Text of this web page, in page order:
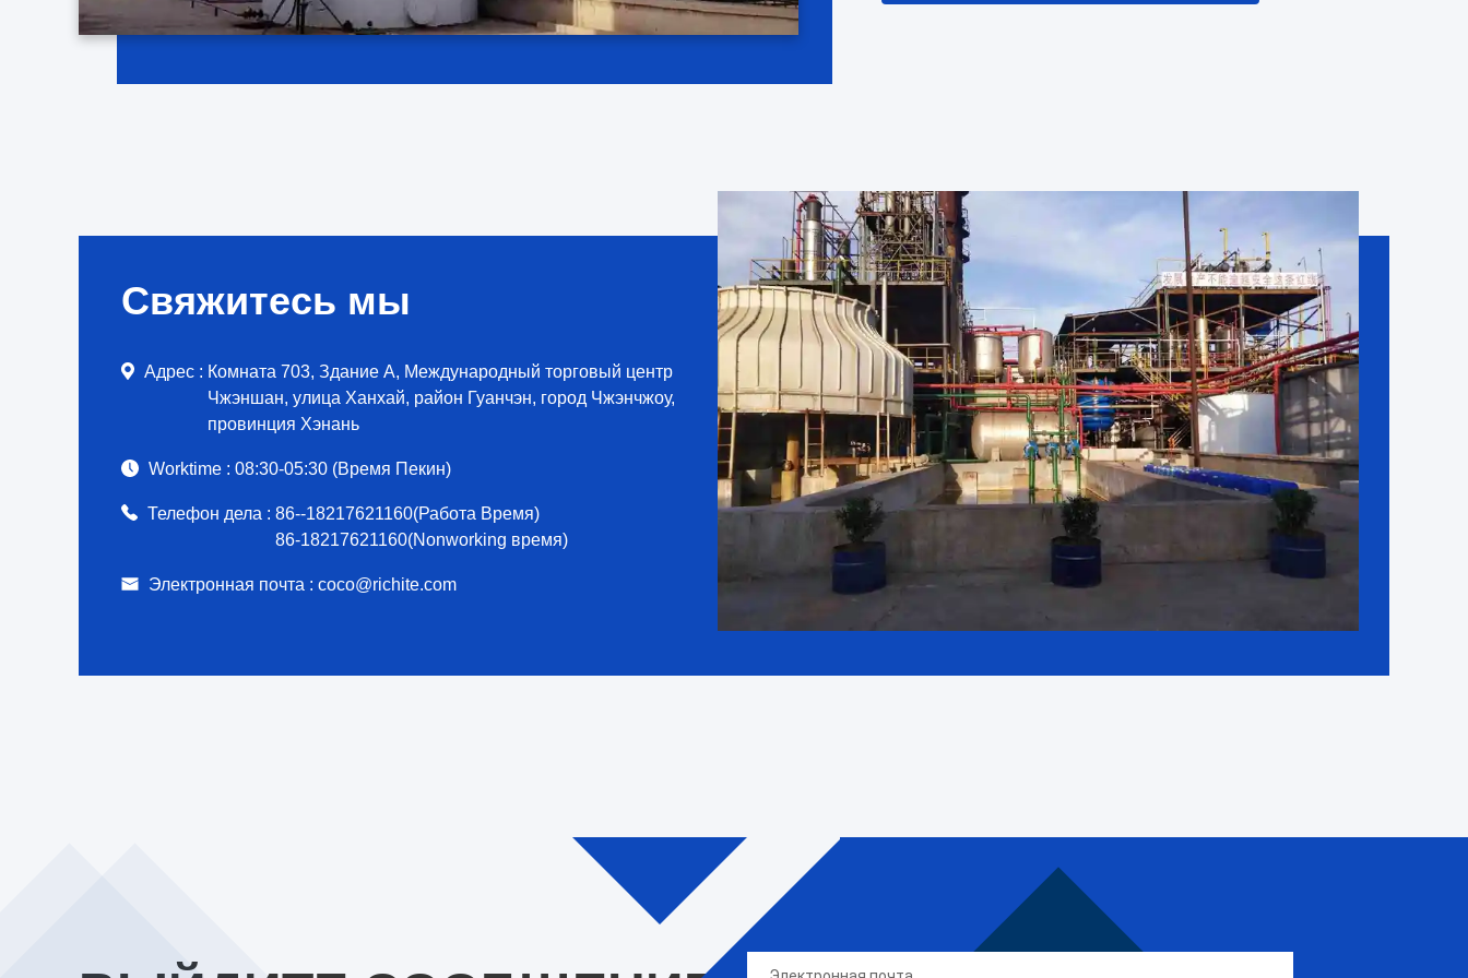
осветительных решений.Henan Ruiqite Chemical Industry Co.,
Свяжитесь мы
Адрес : Комната 703, Здание A, Международный торговый центр
Чжэншан, улица Ханхай, район Гуанчэн, город Чжэнчжоу,
провинция Хэнань
Worktime : 08:30-05:30 (Время Пекин)
Телефон дела : 86--18217621160(Работа Время)
86-18217621160(Nonworking время)
Электронная почта : coco@richite.com